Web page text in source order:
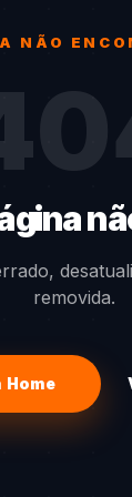
NÃO
removida.
Home